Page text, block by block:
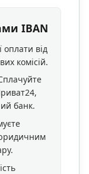
IBAN
від
комісій.
банк.